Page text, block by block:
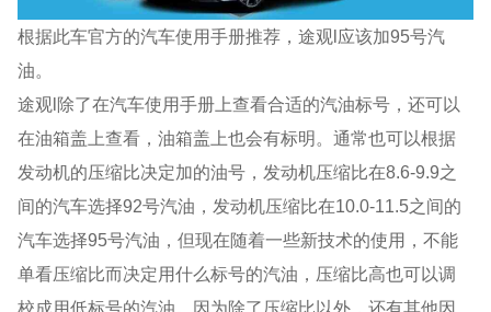
根据此车官方的汽车使用手册推荐，途观l应该加95号汽
油。
途观l除了在汽车使用手册上查看合适的汽油标号，还可以
在油箱盖上查看，油箱盖上也会有标明。通常也可以根据
发动机的压缩比决定加的油号，发动机压缩比在8.6-9.9之
间的汽车选择92号汽油，发动机压缩比在10.0-11.5之间的
汽车选择95号汽油，但现在随着一些新技术的使用，不能
单看压缩比而决定用什么标号的汽油，压缩比高也可以调
校成用低标号的汽油。因为除了压缩比以外，还有其他因